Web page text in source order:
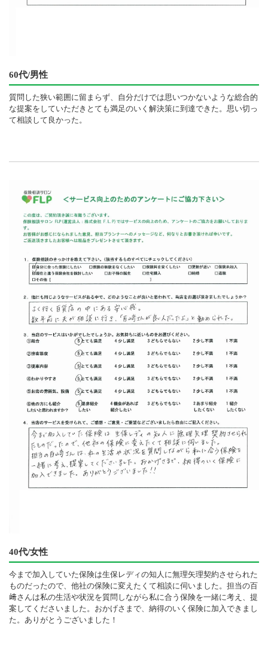
60代/男性
質問した狭い範囲に留まらず、自分だけでは思いつかないような総合的
な提案をしていただきとても満足のいく解決策に到達できた。思い切っ
て相談して良かった。
40代/女性
今まで加入していた保険は生保レディの知人に無理矢理契約させられた
ものだったので、他社の保険に変えたくて相談に伺いました。担当の百
﨑さんは私の生活や状況を質問しながら私に合う保険を一緒に考え、提
案してくださいました。おかげさまで、納得のいく保険に加入できまし
た。ありがとうございました！